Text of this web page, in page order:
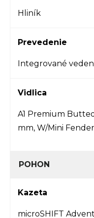
Hliník
Prevedenie
Integrované
Vidlica
A1 Premium
mm, W/Mini Fender
POHON
Kazeta
microSHIFT